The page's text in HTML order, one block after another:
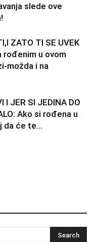
slede ove
ZATO TI SE UVEK
rođenim u ovom
možda i na
I JER SI JEDINA DO
Ako si rođena u
da će te...